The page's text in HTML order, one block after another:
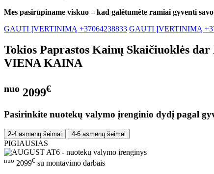
Mes pasirūpiname viskuo – kad galėtumėte ramiai gyventi
GAUTI ĮVERTINIMĄ +37064238833 GAUTI ĮVERTINIMĄ
Tokios Paprastos Kainų Skaičiuoklės dar
VIENA KAINA
nuo 2099€
Pasirinkite nuotekų valymo įrenginio dydį pagal
2-4 asmenų šeimai 4-6 asmenų šeimai
PIGIAUSIAS
nuo 2099€ su montavimo darbais